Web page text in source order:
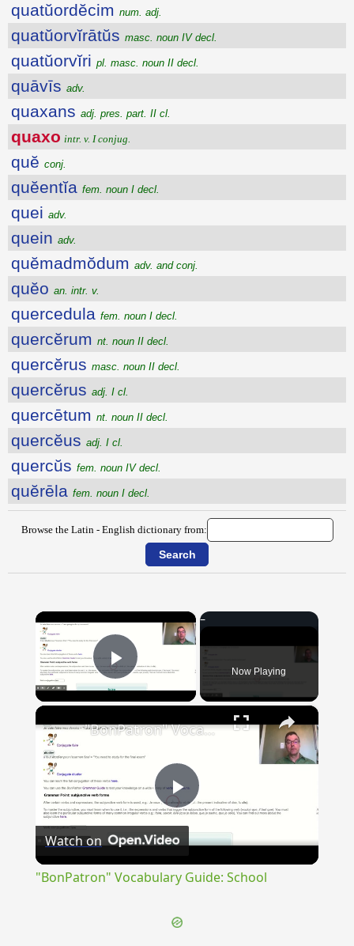
quatŭordĕcim num. adj.
quatŭorvĭrātŭs masc. noun IV decl.
quatŭorvĭri pl. masc. noun II decl.
quāvīs adv.
quaxans adj. pres. part. II cl.
quaxo intr. v. I conjug.
quĕ conj.
quĕentĭa fem. noun I decl.
quei adv.
quein adv.
quĕmadmŏdum adv. and conj.
quĕo an. intr. v.
quercedula fem. noun I decl.
quercĕrum nt. noun II decl.
quercĕrus masc. noun II decl.
quercĕrus adj. I cl.
quercētum nt. noun II decl.
quercĕus adj. I cl.
quercŭs fem. noun IV decl.
quĕrēla fem. noun I decl.
Browse the Latin - English dictionary from:
×
Play Video Now Playing
×
Play
"BonPatron" Vocabulary Guide: School
Watch on
"BonPatron" Vocabulary Guide: School